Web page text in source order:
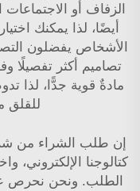
الزفاف أو الاجتماعات
أيضًا، لذا يمكنك
الأشخاص يفضلون
تصاميم أكثر تفصيلًا
مادةٌ قوية جدًّا، لذا
للقلق
كتالوجنا الإلكتروني،
الطلب. ونحن نحرص